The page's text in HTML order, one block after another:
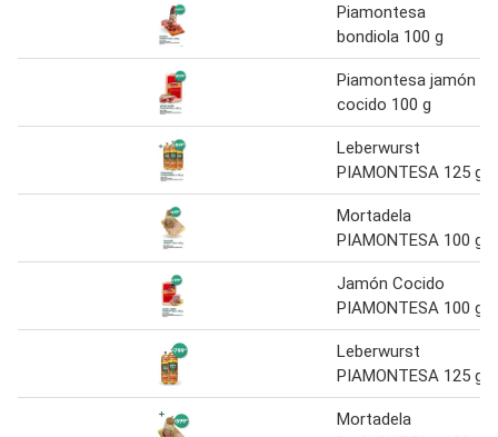
Piamontesa
bondiola 100 g
Piamontesa jamón
cocido 100 g
Leberwurst
PIAMONTESA 125 g
Mortadela
PIAMONTESA 100 g
Jamón Cocido
PIAMONTESA 100 g
Leberwurst
PIAMONTESA 125 g
Mortadela